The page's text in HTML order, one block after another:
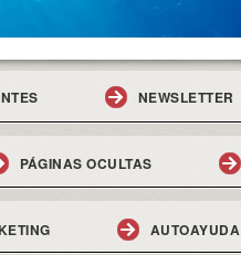
NEWSLETTER
PÁGINAS OCULTAS
AUTOAYUDA